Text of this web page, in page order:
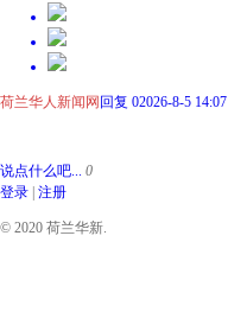
荷兰华人新闻网 回复 02026-8-5 14:07
说点什么吧... 0
登录 注册
© 2020 荷兰华新.